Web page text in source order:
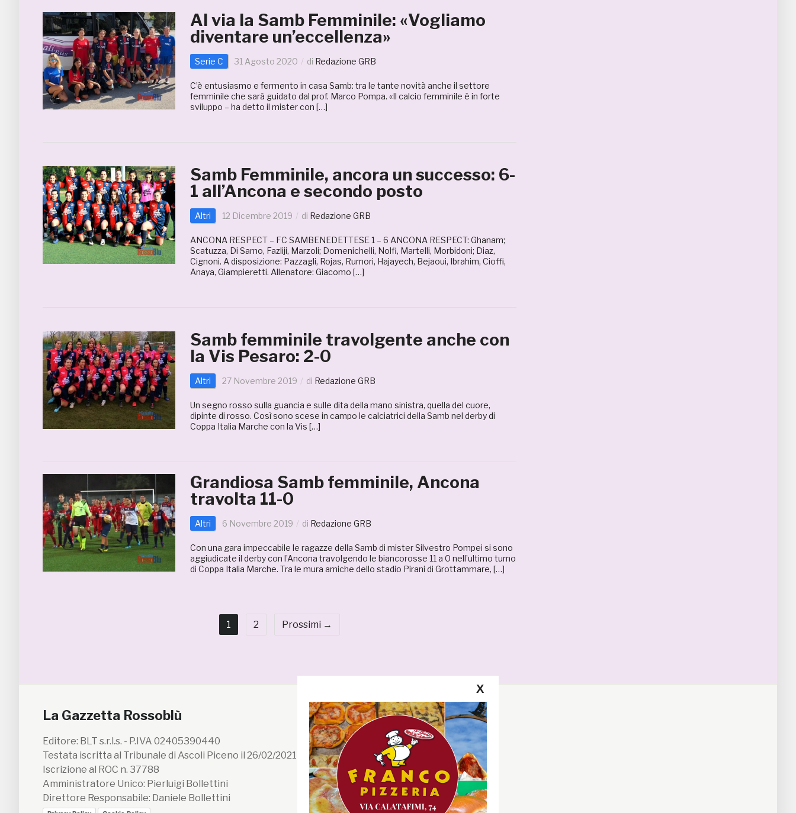
Al via la Samb Femminile: «Vogliamo
diventare un’eccellenza»
Serie C 31 Agosto 2020 di Redazione GRB
C’è entusiasmo e fermento in casa Samb: tra le tante novità anche il settore
femminile che sarà guidato dal prof. Marco Pompa. «Il calcio femminile è in forte
sviluppo – ha detto il mister con […]
Samb Femminile, ancora un successo: 6-
1 all’Ancona e secondo posto
Altri 12 Dicembre 2019 di Redazione GRB
ANCONA RESPECT – FC SAMBENEDETTESE 1 – 6 ANCONA RESPECT: Ghanam;
Scatuzza, Di Sarno, Fazliji, Marzoli; Domenichelli, Nolfi, Martelli, Morbidoni; Diaz,
Cignoni. A disposizione: Pazzagli, Rojas, Rumori, Hajayech, Bejaoui, Ibrahim, Cioffi,
Anaya, Giampieretti. Allenatore: Giacomo […]
Samb femminile travolgente anche con
la Vis Pesaro: 2-0
Altri 27 Novembre 2019 di Redazione GRB
Un segno rosso sulla guancia e sulle dita della mano sinistra, quella del cuore,
dipinte di rosso. Così sono scese in campo le calciatrici della Samb nel derby di
Coppa Italia Marche con la Vis […]
Grandiosa Samb femminile, Ancona
travolta 11-0
Altri 6 Novembre 2019 di Redazione GRB
Con una gara impeccabile le ragazze della Samb di mister Silvestro Pompei si sono
aggiudicate il derby con l’Ancona travolgendo le biancorosse 11 a 0 nell’ultimo turno
di Coppa Italia Marche. Tra le mura amiche dello stadio Pirani di Grottammare, […]
1 2 Prossimi →
La Gazzetta Rossoblù
Editore: BLT s.r.l.s. - P.IVA 02405390440
Testata iscritta al Tribunale di Ascoli Piceno il 26/02/2021 n. 199/2021
Iscrizione al ROC n. 37788
Amministratore Unico: Pierluigi Bollettini
Direttore Responsabile: Daniele Bollettini
Segui la GRB
Facebook
Instagram
X